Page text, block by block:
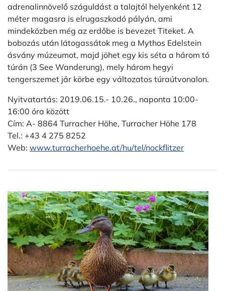
adrenalinnövelő száguldást a talajtól helyenként 12
méter magasra is elrugaszkodó pályán, ami
mindeközben még az erdőbe is bevezet Titeket. A
bobozás után látogassátok meg a Mythos Edelstein
ásvány múzeumot, majd jöhet egy kis séta a három tó
túrán (3 See Wanderung), mely három hegyi
tengerszemet jár körbe egy változatos túraútvonalon.
Nyitvatartás: 2019.06.15.- 10.26., naponta 10:00-
16:00 óra között
Cím: A- 8864 Turracher Höhe, Turracher Höhe 178
Tel.: +43 4 275 8252
Web: www.turracherhoehe.at/hu/tel/nockflitzer